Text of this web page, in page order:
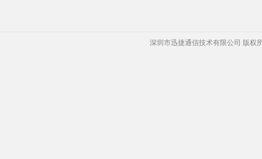
深圳市迅捷通信技术有限公司 版权